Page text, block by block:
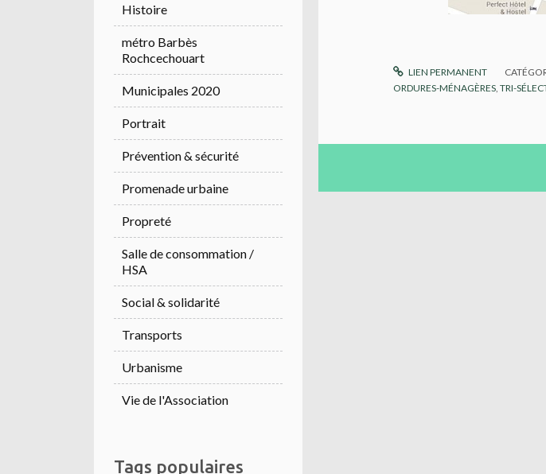
Histoire
métro Barbès
Rochcechouart
Municipales 2020
Portrait
Prévention & sécurité
Promenade urbaine
Propreté
Salle de consommation /
HSA
Social & solidarité
Transports
Urbanisme
Vie de l'Association
Tags populaires
LIEN PERMANENT
ORDURES-MÉNAGÈRES TRI-